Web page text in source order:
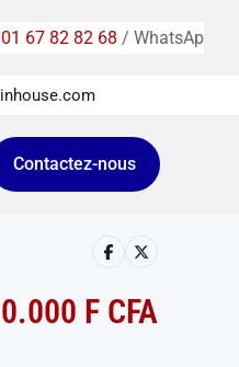
82 68/ WhatsApp :(+229)
Contactez-nous
F CFA